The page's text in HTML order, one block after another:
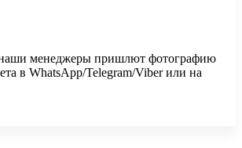
менеджеры пришлют фотографию
в WhatsApp/Telegram/Viber или на